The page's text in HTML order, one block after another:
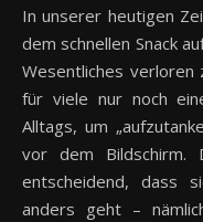
In unserer heutigen Zeit, die oft von Hektik, Fastfood und
dem schnellen Snack
Wesentliches verloren
für viele nur noch
Alltags, um
vor dem
entscheidend, dass
anders geht –